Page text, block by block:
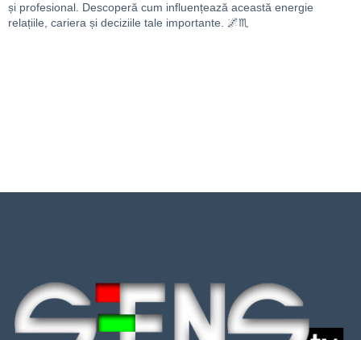
și profesional. Descoperă cum influențează această energie
relațiile, cariera și deciziile tale importante. 🌌♏